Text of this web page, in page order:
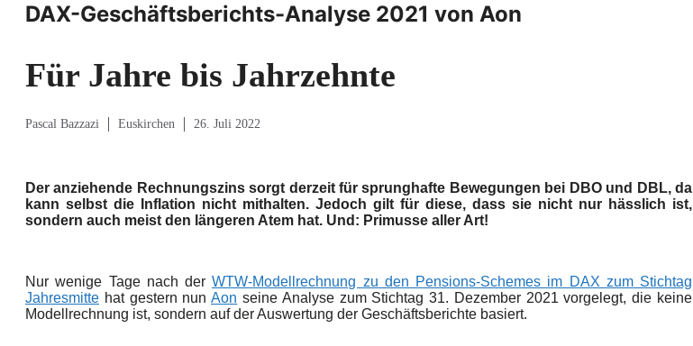
DAX-Geschäftsberichts-Analyse 2021 von Aon
Für Jahre bis Jahrzehnte
Pascal Bazzazi Euskirchen 26. Juli 2022
Der anziehende Rechnungszins sorgt derzeit für sprunghafte Bewegungen bei DBO und DBL, da
kann selbst die Inflation nicht mithalten. Jedoch gilt für diese, dass sie nicht nur hässlich ist,
sondern auch meist den längeren Atem hat. Und: Primusse aller Art!
Nur wenige Tage nach derWTW-Modellrechnung zu den Pensions-Schemes im DAX zum Stichtag
Jahresmitte hat gestern nunAon seine Analyse zum Stichtag 31. Dezember 2021 vorgelegt, die keine
Modellrechnung ist, sondern auf der Auswertung der Geschäftsberichte basiert.